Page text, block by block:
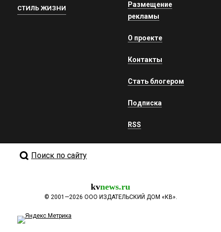
СТИЛЬ ЖИЗНИ
Размещение
рекламы
О проекте
Контакты
Стать блогером
Подписка
RSS
Поиск по сайту
kvnews.ru
© 2001—2026 ООО ИЗДАТЕЛЬСКИЙ ДОМ «КВ».